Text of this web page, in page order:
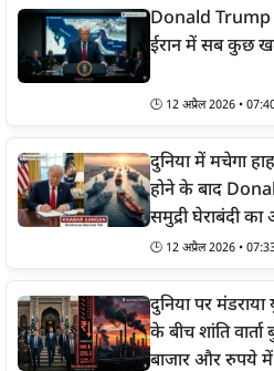
Donald Trump
ईरान में सब कुछ
🕒 12 अप्रैल 2026 •
दुनिया में मचेगा
होने के बाद
समुद्री घेराबंदी
🕒 12 अप्रैल 2026 •
दुनिया पर
के बीच शांति
बाजार और रुपये में